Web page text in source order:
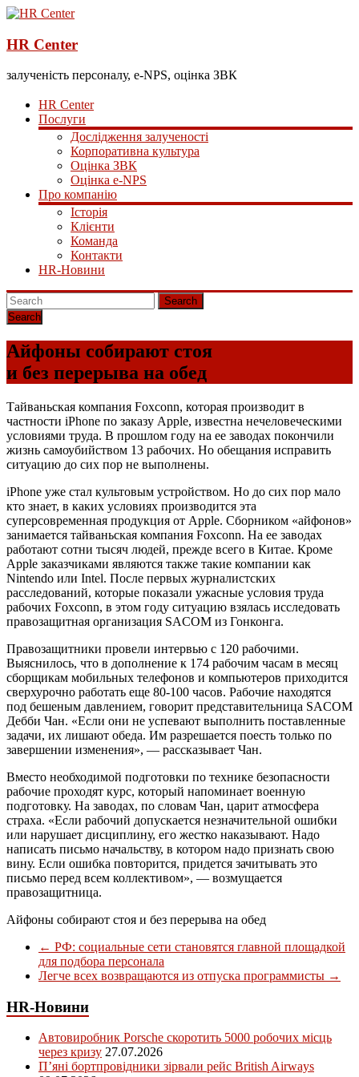
HR Center
залученість персоналу, e-NPS, оцінка ЗВК
HR Center
Послуги
Дослідження залученості
Корпоративна культура
Оцінка ЗВК
Оцінка e-NPS
Про компанію
Історія
Клієнти
Команда
Контакти
HR-Новини
Search
Айфоны собирают стоя
и без перерыва на обед
Тайваньская компания Foxconn, которая производит в
частности iPhone по заказу Apple, известна нечеловеческими
условиями труда. В прошлом году на ее заводах покончили
жизнь самоубийством 13 рабочих. Но обещания исправить
ситуацию до сих пор не выполнены.
iPhone уже стал культовым устройством. Но до сих пор мало
кто знает, в каких условиях производится эта
суперсовременная продукция от Apple. Сборником «айфонов»
занимается тайваньская компания Foxconn. На ее заводах
работают сотни тысяч людей, прежде всего в Китае. Кроме
Apple заказчиками являются также такие компании как
Nintendo или Intel. После первых журналистских
расследований, которые показали ужасные условия труда
рабочих Foxconn, в этом году ситуацию взялась исследовать
правозащитная организация SACOM из Гонконга.
Правозащитники провели интервью с 120 рабочими.
Выяснилось, что в дополнение к 174 рабочим часам в месяц
сборщикам мобильных телефонов и компьютеров приходится
сверхурочно работать еще 80-100 часов. Рабочие находятся
под бешеным давлением, говорит представительница SACOM
Дебби Чан. «Если они не успевают выполнить поставленные
задачи, их лишают обеда. Им разрешается поесть только по
завершении изменения», — рассказывает Чан.
Вместо необходимой подготовки по технике безопасности
рабочие проходят курс, который напоминает военную
подготовку. На заводах, по словам Чан, царит атмосфера
страха. «Если рабочий допускается незначительной ошибки
или нарушает дисциплину, его жестко наказывают. Надо
написать письмо начальству, в котором надо признать свою
вину. Если ошибка повторится, придется зачитывать это
письмо перед всем коллективом», — возмущается
правозащитница.
Айфоны собирают стоя и без перерыва на обед
← РФ: социальные сети становятся главной площадкой
для подбора персонала
Легче всех возвращаются из отпуска программисты →
HR-Новини
Автовиробник Porsche скоротить 5000 робочих місць
через кризу 27.07.2026
П’яні бортпровідники зірвали рейс British Airways